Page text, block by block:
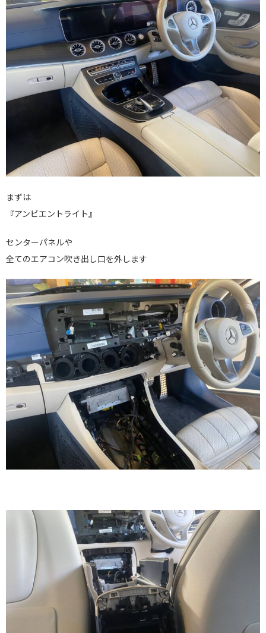
まずは
『アンビエントライト』
センターパネルや
全てのエアコン吹き出し口を外します